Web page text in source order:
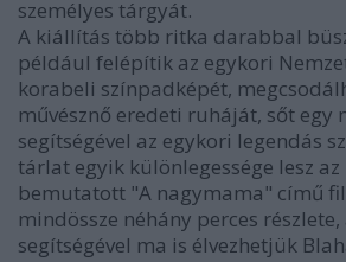
személyes tárgyát.
A kiállítás több ritka darabbal
például felépítik az egykori
korabeli színpadképét,
művésznő eredeti ruháját, sőt egy
segítségével az egykori legendás
tárlat egyik különlegessége lesz
bemutatott "A nagymama" című
mindössze néhány perces
segítségével ma is élvezhetjük